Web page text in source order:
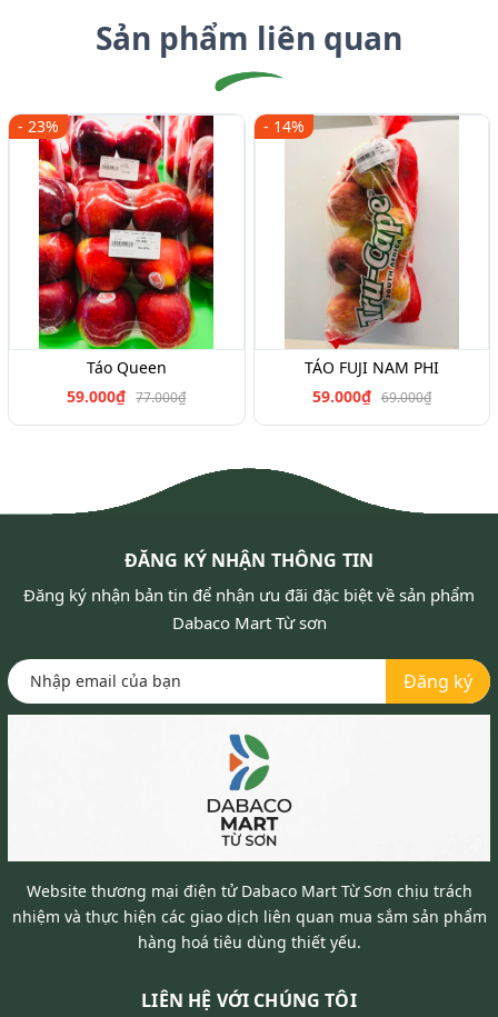
Sản phẩm liên quan
- 23%
Táo Queen
59.000₫ 77.000₫
- 14%
TÁO FUJI NAM PHI
59.000₫ 69.000₫
ĐĂNG KÝ NHẬN THÔNG TIN
Đăng ký nhận bản tin để nhận ưu đãi đặc biệt về sản phẩm
Dabaco Mart Từ sơn
Đăng ký
Website thương mại điện tử Dabaco Mart Từ Sơn chịu trách
nhiệm và thực hiện các giao dịch liên quan mua sắm sản phẩm
hàng hoá tiêu dùng thiết yếu.
LIÊN HỆ VỚI CHÚNG TÔI